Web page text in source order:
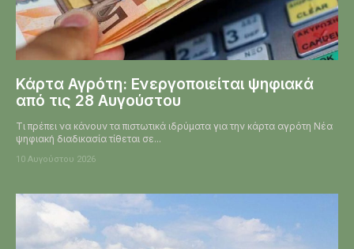
Κάρτα Αγρότη: Ενεργοποιείται ψηφιακά
από τις 28 Αυγούστου
Τι πρέπει να κάνουν τα πιστωτικά ιδρύματα για την κάρτα αγρότη Νέα
ψηφιακή διαδικασία τίθεται σε...
10 Αυγούστου 2026